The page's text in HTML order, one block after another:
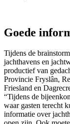
Goede
Tijdens de
jachthavens en
productief van
Provincie Fryslân,
Friesland en
“Tijdens de
waar gasten terecht
informatie over